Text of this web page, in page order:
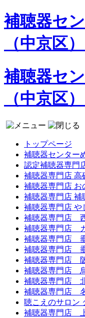
補聴器セ
（中京区
補聴器セ
（中京区
トップページ
補聴器センター
認定補聴器専門
補聴器専門店 高
補聴器専門店 お
補聴器専門店 補
補聴器専門店 や
補聴器専門店
補聴器専門店
補聴器専門店
補聴器専門店
補聴器専門店
補聴器専門店
補聴器専門店
補聴器専門店
聴こえのサロン
補聴器専門店